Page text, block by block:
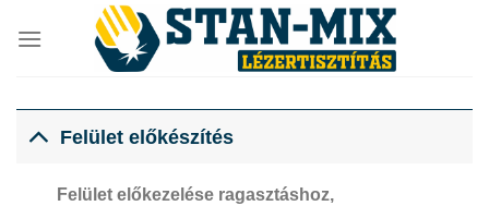
Felület előkészítés
Felület előkezelése ragasztáshoz,